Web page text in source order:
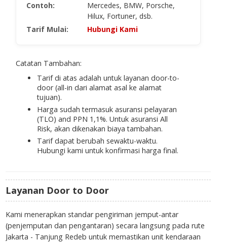
Contoh:
Mercedes, BMW, Porsche,
Hilux, Fortuner, dsb.
Tarif Mulai:
Hubungi Kami
Catatan Tambahan:
Tarif di atas adalah untuk layanan door-to-
door(all-in dari alamat asal ke alamat
tujuan).
Harga sudah termasuk asuransi pelayaran
(TLO) and PPN 1,1%. Untuk asuransi All
Risk, akan dikenakan biaya tambahan.
Tarif dapat berubah sewaktu-waktu.
Hubungi kami untuk konfirmasi harga final.
Layanan Door to Door
Kami menerapkan standar pengiriman jemput-antar
(penjemputan dan pengantaran) secara langsung pada rute
Jakarta - Tanjung Redeb untuk memastikan unit kendaraan